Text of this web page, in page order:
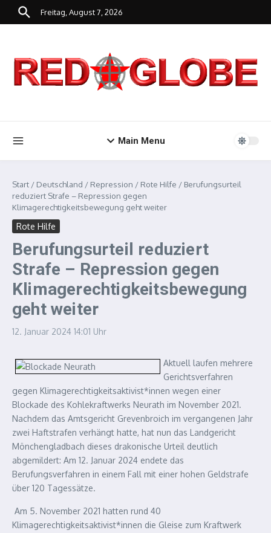
Zum Inhalt springen
Freitag, August 7, 2026
Main Menu
Start / Deutschland / Repression / Rote Hilfe / Berufungsurteil
reduziert Strafe – Repression gegen
Klimagerechtigkeitsbewegung geht weiter
Rote Hilfe
Berufungsurteil reduziert
Strafe – Repression gegen
Klimagerechtigkeitsbewegung
geht weiter
12. Januar 2024 14:01 Uhr
Aktuell laufen mehrere
Gerichtsverfahren
gegen Klimagerechtigkeitsaktivist*innen wegen einer
Blockade des Kohlekraftwerks Neurath im November 2021.
Nachdem das Amtsgericht Grevenbroich im vergangenen Jahr
zwei Haftstrafen verhängt hatte, hat nun das Landgericht
Mönchengladbach dieses drakonische Urteil deutlich
abgemildert: Am 12. Januar 2024 endete das
Berufungsverfahren in einem Fall mit einer hohen Geldstrafe
über 120 Tagessätze.
Am 5. November 2021 hatten rund 40
Klimagerechtigkeitsaktivist*innen die Gleise zum Kraftwerk